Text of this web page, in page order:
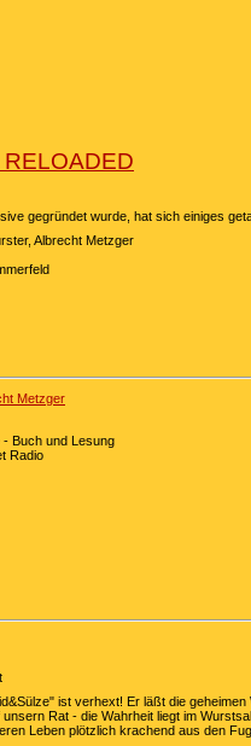
gegründet wurde, hat sich einiges
Albrecht Metzger
Metzger
Buch und Lesung
Radio
ist verhext! Er läßt die
Rat - die Wahrheit liegt im
Leben plötzlich krachend aus den